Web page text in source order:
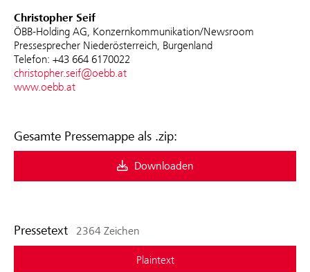
Christopher Seif
ÖBB-Holding AG, Konzernkommunikation/Newsroom
Pressesprecher Niederösterreich, Burgenland
Telefon: +43 664 6170022
christopher.seif@oebb.at
www.oebb.at
Gesamte Pressemappe als .zip:
Downloaden
Pressetext 2364 Zeichen
Plaintext